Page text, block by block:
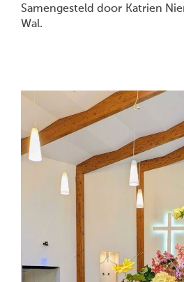
Samengesteld door Katrien
Wal.